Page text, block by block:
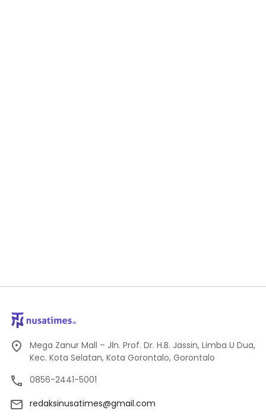
Mega Zanur Mall – Jln. Prof. Dr. H.B. Jassin, Limba U Dua,
Kec. Kota Selatan, Kota Gorontalo, Gorontalo
0856-2441-5001
redaksinusatimes@gmail.com